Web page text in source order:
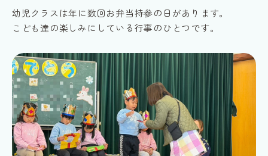
幼児クラスは年に数回お弁当持参の日があります。
こども達の楽しみにしている行事のひとつです。